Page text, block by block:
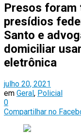
Presos
presídios
Santo e
domiciliar
eletrônica
julho 20, 2021
em Geral, Policial
0
Compartilhar no